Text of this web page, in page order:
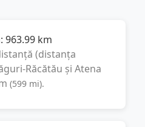
963.99 km
(distanța
Răcătău și Atena
(599 mi).